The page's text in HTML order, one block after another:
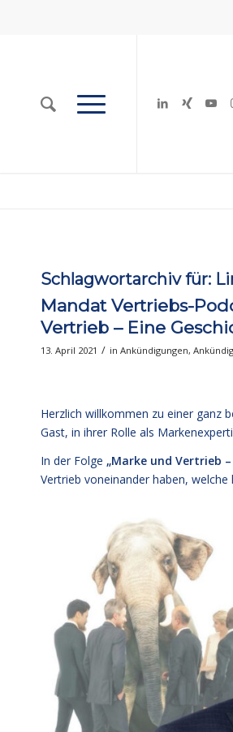
Schlagwortarchiv für:
Mandat Vertriebs-
Vertrieb – Eine
13. April 2021 / in Ankündigungen,
Herzlich willkommen zu einer ganz
Gast, in ihrer Rolle als
In der Folge „Marke und Vertrieb
Vertrieb voneinander haben,